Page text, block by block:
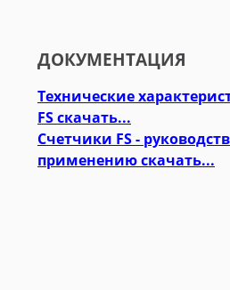
ДОКУМЕНТАЦИЯ
Технические
FS скачать...
Счетчики FS -
применению скачать...